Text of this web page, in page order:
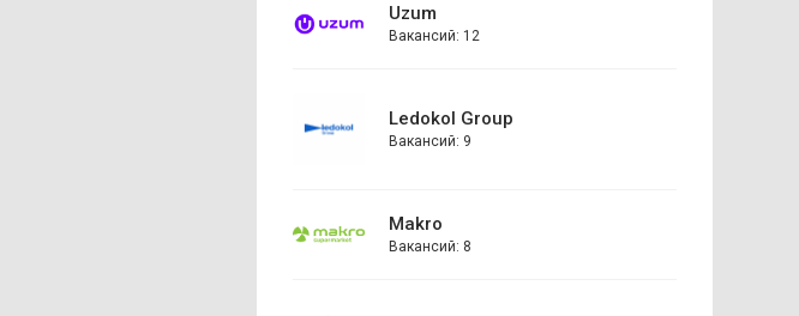
Uzum
Вакансий: 12
Ledokol Group
Вакансий: 9
Makro
Вакансий: 8